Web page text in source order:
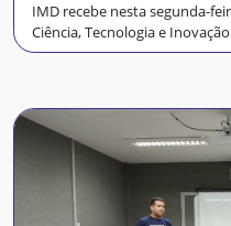
IMD recebe nesta segunda-
Ciência, Tecnologia e Inovação